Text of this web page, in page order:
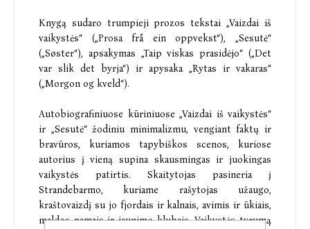
Knygą sudaro trumpieji prozos tekstai „Vaizdai iš
vaikystės“ („Prosa frå ein oppvekst“), „Sesutė“
(„Søster“), apsakymas „Taip viskas prasidėjo“ („Det
var slik det byrja“) ir apysaka „Rytas ir vakaras“
(„Morgon og kveld“).
Autobiografiniuose kūriniuose „Vaizdai iš vaikystės“
ir „Sesutė“ žodiniu minimalizmu, vengiant faktų ir
bravūros, kuriamos tapybiškos scenos, kuriose
autorius į vieną supina skausmingas ir juokingas
vaikystės patirtis. Skaitytojas pasineria į
Strandebarmo, kuriame rašytojas užaugo,
kraštovaizdį su jo fjordais ir kalnais, avimis ir ūkiais,
maldos namais ir jaunimo klubais. Vaikystės tyrumą